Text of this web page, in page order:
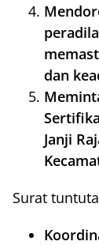
dan
Janji
Surat